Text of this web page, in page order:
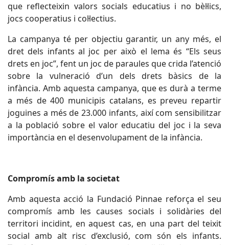
que reflecteixin valors socials educatius i no bèl·lics,
jocs cooperatius i col·lectius.
La campanya té per objectiu garantir, un any més, el
dret dels infants al joc per això el lema és “Els seus
drets en joc”, fent un joc de paraules que crida l’atenció
sobre la vulneració d’un dels drets bàsics de la
infància. Amb aquesta campanya, que es durà a terme
a més de 400 municipis catalans, es preveu repartir
joguines a més de 23.000 infants, així com sensibilitzar
a la població sobre el valor educatiu del joc i la seva
importància en el desenvolupament de la infància.
Compromís amb la societat
Amb aquesta acció la Fundació Pinnae reforça el seu
compromís amb les causes socials i solidàries del
territori incidint, en aquest cas, en una part del teixit
social amb alt risc d’exclusió, com són els infants.